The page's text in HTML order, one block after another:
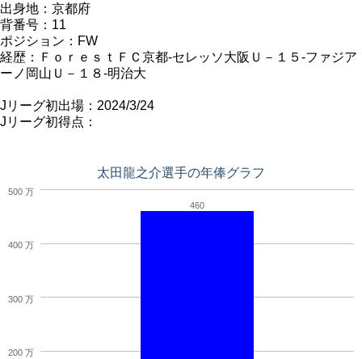
出身地：京都府
背番号：11
ポジション：FW
経歴：ＦｏｒｅｓｔＦＣ京都-セレッソ大阪Ｕ－１５-ファジア
ーノ岡山Ｕ－１８-明治大
Jリーグ初出場：2024/3/24
Jリーグ初得点：
太田龍之介選手の年俸グラフ
460
200 万
300 万
400 万
500 万